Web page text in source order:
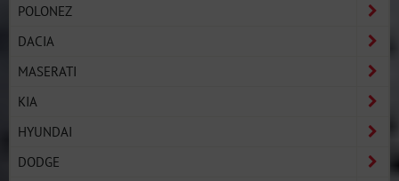
POLONEZ
DACIA
MASERATI
KIA
HYUNDAI
DODGE